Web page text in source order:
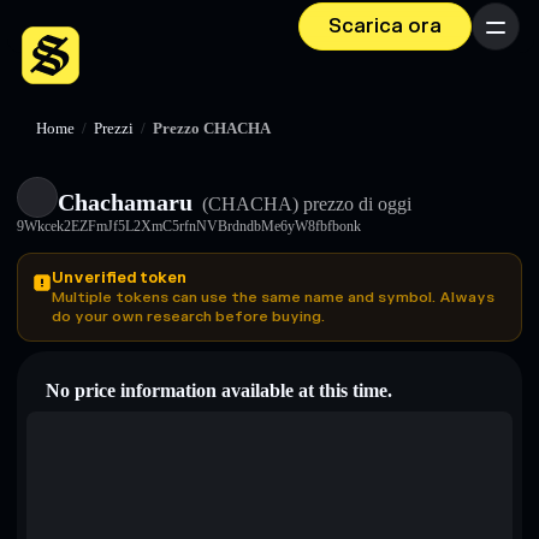
Scarica ora Menu
Home / Prezzi / Prezzo CHACHA
Chachamaru (CHACHA) prezzo di oggi
9Wkcek2EZFmJf5L2XmC5rfnNVBrdndbMe6yW8fbfbonk
Unverified token
Multiple tokens can use the same name and symbol. Always
do your own research before buying.
No price information available at this time.